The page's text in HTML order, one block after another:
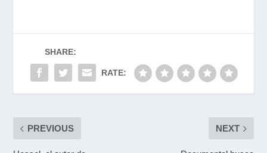
SHARE:
RATE:
PREVIOUS NEXT